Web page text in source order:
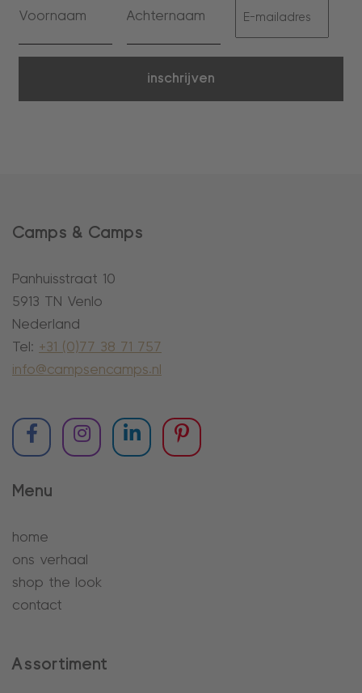
inschrijven
Camps & Camps
Panhuisstraat 10
5913 TN Venlo
Nederland
Tel: +31 (0)77 38 71 757
info@campsencamps.nl
Menu
home
ons verhaal
shop the look
contact
Assortiment